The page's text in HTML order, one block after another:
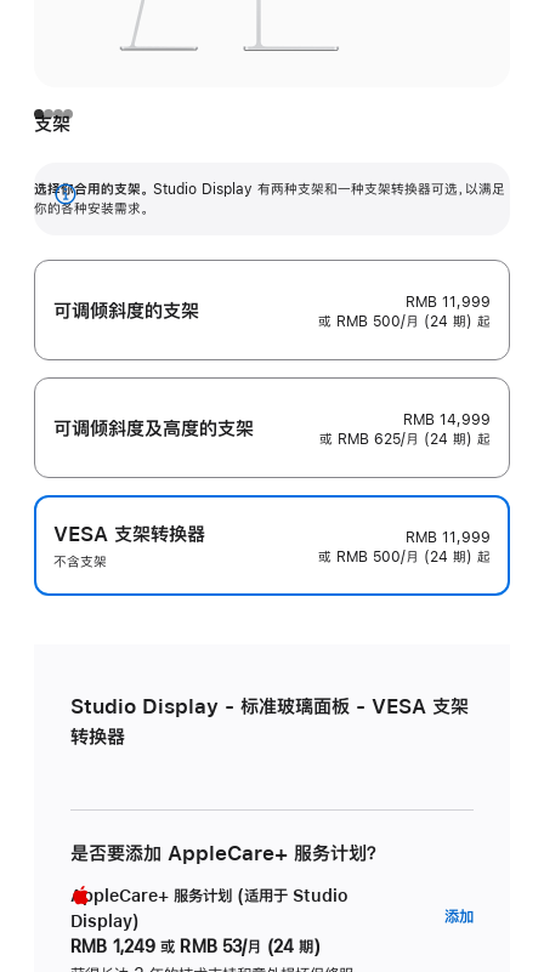
支架
选择你合用的支架。 Studio Display 有两种支架和一种支架转换器可选，以满足
你的各种安装需求。
展
可调倾斜度的支架
RMB 11,999
或 RMB 500/月 (24 期) 起
可调倾斜度及高‍度的支‍架
RMB 14,999
或 RMB 625/月 (24 期) 起
VESA 支架转换器
不含支架
RMB 11,999
或 RMB 500/月 (24 期) 起
Studio Display - 标准玻璃面板 - VESA 支架
转换器
是否要添加 AppleCare+ 服务计划？
AppleCare+ 服务计划 (适用于 Studio
Display)
RMB 1,249 或 RMB 53/月 (24 期)
添加